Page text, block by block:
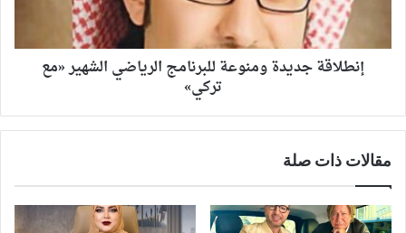
إنطلاقة جديدة ومنوعة للبرنامج الرياضي الشهير «مع
تركي»
مقالات ذات صلة